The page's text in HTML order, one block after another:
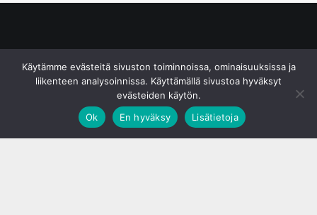
Käytämme evästeitä sivuston toiminnoissa, ominaisuuksissa ja
liikenteen analysoinnissa. Käyttämällä sivustoa hyväksyt
evästeiden käytön.
Ok
En hyväksy Lisätietoja